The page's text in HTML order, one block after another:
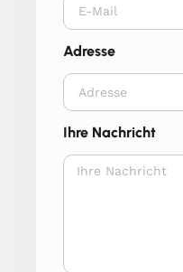
Adresse
Ihre Nachricht